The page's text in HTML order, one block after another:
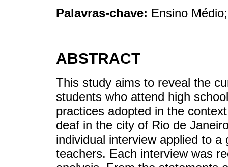
Palavras-chave: Ensino
ABSTRACT
This study aims to reveal the
students who attend high
practices adopted in the
deaf in the city of Rio de
individual interview applied to
teachers. Each interview was